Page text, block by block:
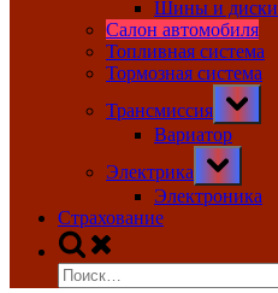
Шины и диски
Салон автомобиля
Топливная система
Тормозная система
Трансмиссия
Toggle
sub-
menu
Вариатор
Электрика
Toggle
sub-
menu
Электроника
Страхование
Toggle
search
form
Найти: